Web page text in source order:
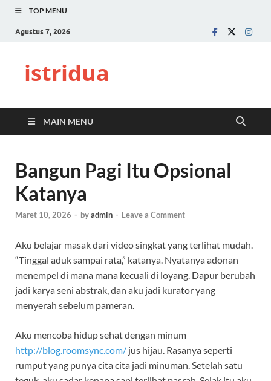
TOP MENU
Agustus 7, 2026
istridua
MAIN MENU
Bangun Pagi Itu Opsional
Katanya
Maret 10, 2026 - byadmin - Leave a Comment
Aku belajar masak dari video singkat yang terlihat mudah.
“Tinggal aduk sampai rata,” katanya. Nyatanya adonan
menempel di mana mana kecuali di loyang. Dapur berubah
jadi karya seni abstrak, dan aku jadi kurator yang
menyerah sebelum pameran.
Aku mencoba hidup sehat dengan minum
http://blog.roomsync.com/ jus hijau. Rasanya seperti
rumput yang punya cita cita jadi minuman. Setelah satu